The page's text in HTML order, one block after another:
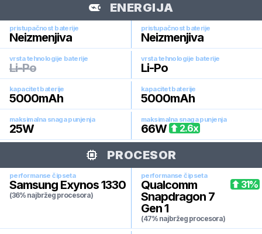
ENERGIJA
pristupačnost baterije
Neizmenjiva
pristupačnost baterije
Neizmenjiva
vrsta tehnologije baterije
Li-Po
vrsta tehnologije baterije
Li-Po
kapacitet baterije
5000mAh
kapacitet baterije
5000mAh
maksimalna snaga punjenja
25W
maksimalna snaga punjenja
66W 2.6x
PROCESOR
performanse čipseta
Samsung Exynos 1330
(36% najbržeg procesora)
performanse čipseta
Qualcomm
Snapdragon 7
Gen 1
(47% najbržeg procesora)
31%